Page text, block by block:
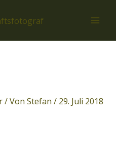
/ Von Stefan / 29. Juli 2018